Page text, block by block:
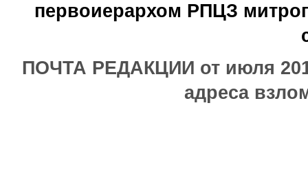
первоиерархом РПЦЗ
ПОЧТА РЕДАКЦИИ от июля
адреса